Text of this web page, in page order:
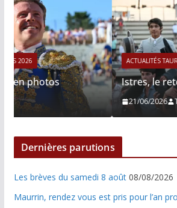
ACTUALITÉS TAURINES PHOTOS TAURINES
Istres, le retour de Cesar
21/06/2026 Tertulias
Dernières parutions
Les brèves du samedi 8 août 08/08/2026
Maurrin, rendez vous est pris pour l’an